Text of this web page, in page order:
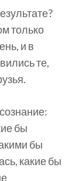
только
и в
те,
бы
бы
какие бы